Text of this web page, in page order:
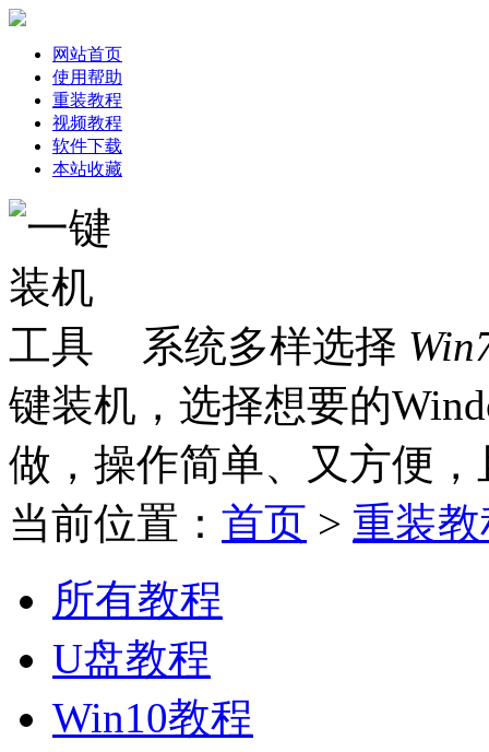
网站首页
使用帮助
重装教程
视频教程
软件下载
本站收藏
系统多样选择
键装机，选择想要的
做，操作简单、又方便
当前位置： 首页 > 重装
所有教程
U盘教程
Win10教程